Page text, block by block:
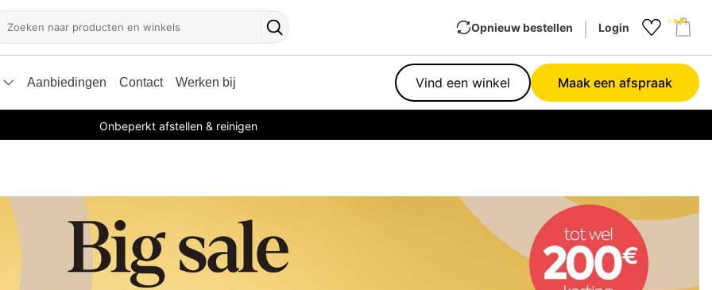
Zoekknop
Opnieuw bestellen Login
Aanbiedingen Contact Werken bij Vind een winkel Maak een afspraak
Onbeperkt afstellen & reinigen